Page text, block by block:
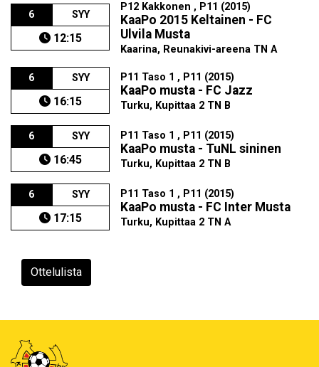
6 SYY
12:15
P12 Kakkonen , P11 (2015)
KaaPo 2015 Keltainen - FC
Ulvila Musta
Kaarina, Reunakivi-areena TN A
6 SYY
16:15
P11 Taso 1 , P11 (2015)
KaaPo musta - FC Jazz
Turku, Kupittaa 2 TN B
6 SYY
16:45
P11 Taso 1 , P11 (2015)
KaaPo musta - TuNL sininen
Turku, Kupittaa 2 TN B
6 SYY
17:15
P11 Taso 1 , P11 (2015)
KaaPo musta - FC Inter Musta
Turku, Kupittaa 2 TN A
Ottelulista